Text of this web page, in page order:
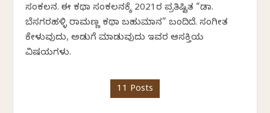
ಸಂಕಲನ. ಈ ಕಥಾ ಸಂಕಲನಕ್ಕೆ 2021ರ ಪ್ರತಿಷ್ಟಿತ “ಡಾ.
ಬೆಸಗರಹಳ್ಳಿ ರಾಮಣ್ಣ ಕಥಾ ಬಹುಮಾನ” ಬಂದಿದೆ. ಸಂಗೀತ
ಕೇಳುವುದು, ಅಡುಗೆ ಮಾಡುವುದು ಇವರ ಆಸಕ್ತಿಯ
ವಿಷಯಗಳು.
11 Posts